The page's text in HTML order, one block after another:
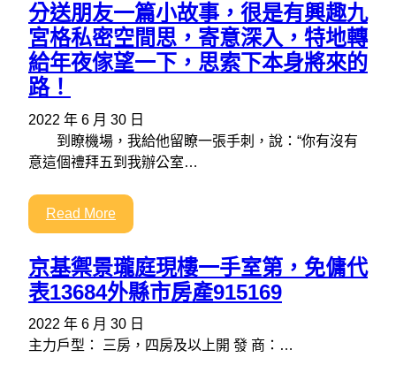
分送朋友一篇小故事，很是有興趣九
宮格私密空間思，寄意深入，特地轉
給年夜傢望一下，思索下本身將來的
路！
2022 年 6 月 30 日
到瞭機場，我給他留瞭一張手刺，說：“你有沒有
意這個禮拜五到我辦公室…
Read More
京基禦景瓏庭現樓一手室第，免傭代
表13684外縣市房產915169
2022 年 6 月 30 日
主力戶型： 三房，四房及以上開 發 商：…